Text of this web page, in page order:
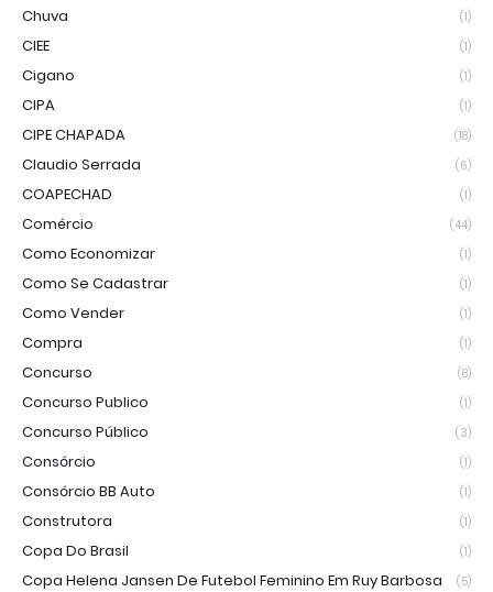
Chuva (1)
CIEE (1)
Cigano (1)
CIPA (1)
CIPE CHAPADA (18)
Claudio Serrada (6)
COAPECHAD (1)
Comércio (44)
Como Economizar (1)
Como Se Cadastrar (1)
Como Vender (1)
Compra (1)
Concurso (8)
Concurso Publico (1)
Concurso Público (3)
Consórcio (1)
Consórcio BB Auto (1)
Construtora (1)
Copa Do Brasil (1)
Copa Helena Jansen De Futebol Feminino Em Ruy Barbosa (5)